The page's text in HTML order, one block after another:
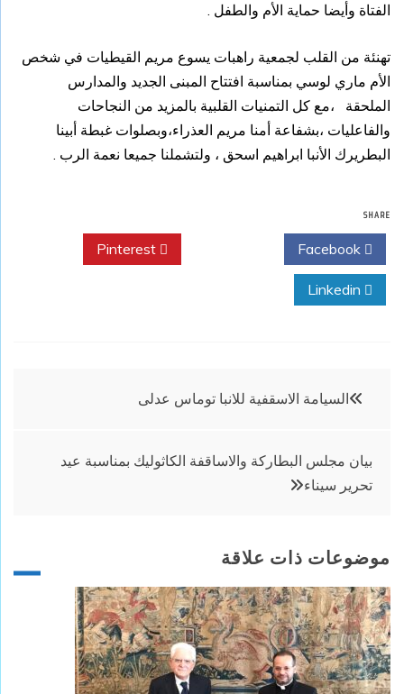
الفتاة وأيضا حماية الأم والطفل .
تهنئة من القلب لجمعية راهبات يسوع مريم القيطيات في شخص
الأم ماري لوسي بمناسبة افتتاح المبنى الجديد والمدارس
الملحقة ،مع كل التمنيات القلبية بالمزيد من النجاحات
والفاعليات ،بشفاعة أمنا مريم العذراء،وبصلوات غبطة أبينا
البطريرك الأنبا ابراهيم اسحق ، ولتشملنا جميعا نعمة الرب .
SHARE
تصفّح
السيامة الاسقفية للانبا توماس عدلى
بيان مجلس البطاركة والاساقفة الكاثوليك بمناسبة عيد
تحرير سيناء
موضوعات ذات علاقة